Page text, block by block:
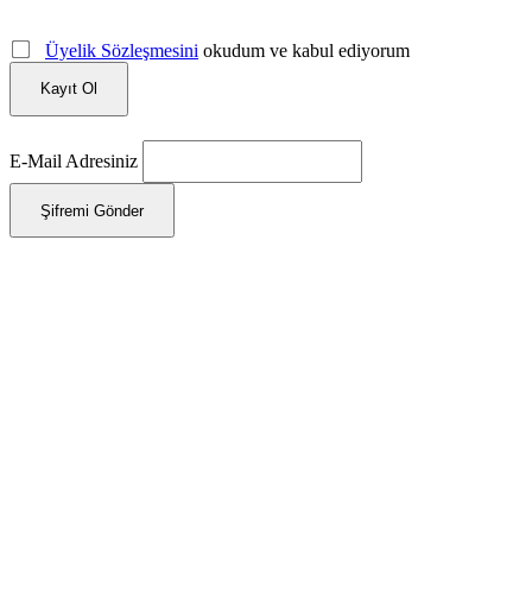
Üyelik Sözleşmesini okudum ve kabul ediyorum
Kayıt Ol
E-Mail Adresiniz
Şifremi Gönder